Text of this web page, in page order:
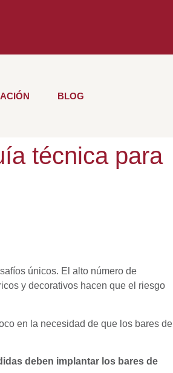
BLOG
técnica para
únicos. El alto número de
y decorativos hacen que el riesgo
en la necesidad de que los bares de
deben implantar los bares de